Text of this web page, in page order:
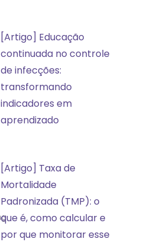
[Artigo] Educação
continuada no controle
de infecções:
transformando
indicadores em
aprendizado
[Artigo] Taxa de
Mortalidade
Padronizada (TMP): o
que é, como calcular e
por que monitorar esse